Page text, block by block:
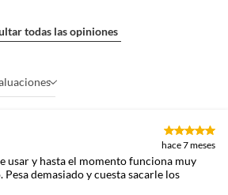
todas las opiniones
hace 7 meses
usar y hasta el momento funciona muy
Pesa demasiado y cuesta sacarle los